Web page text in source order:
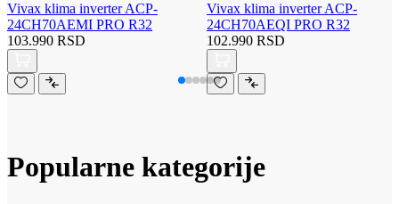
Vivax klima inverter ACP-
24CH70AEMI PRO R32
103.990 RSD
Vivax klima inverter ACP-
24CH70AEQI PRO R32
102.990 RSD
Popularne kategorije